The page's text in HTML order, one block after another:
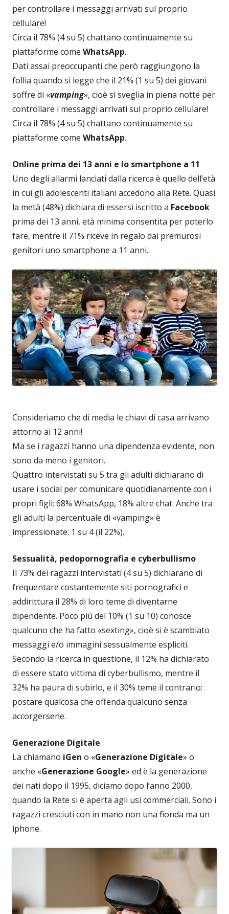
per controllare i messaggi arrivati sul proprio
cellulare!
Circa il 78% (4 su 5) chattano continuamente su
piattaforme come WhatsApp.
Dati assai preoccupanti che però raggiungono la
follia quando si legge che il 21% (1 su 5) dei giovani
soffre di «vamping», cioè si sveglia in piena notte per
controllare i messaggi arrivati sul proprio cellulare!
Circa il 78% (4 su 5) chattano continuamente su
piattaforme come WhatsApp.
Online prima dei 13 anni e lo smartphone a 11
Uno degli allarmi lanciati dalla ricerca è quello dell’età
in cui gli adolescenti italiani accedono alla Rete. Quasi
la metà (48%) dichiara di essersi iscritto a Facebook
prima dei 13 anni, età minima consentita per poterlo
fare, mentre il 71% riceve in regalo dai premurosi
genitori uno smartphone a 11 anni.
Consideriamo che di media le chiavi di casa arrivano
attorno ai 12 anni!
Ma se i ragazzi hanno una dipendenza evidente, non
sono da meno i genitori.
Quattro intervistati su 5 tra gli adulti dichiarano di
usare i social per comunicare quotidianamente con i
propri figli: 68% WhatsApp, 18% altre chat. Anche tra
gli adulti la percentuale di «vamping» è
impressionate: 1 su 4 (il 22%).
Sessualità, pedopornografia e cyberbullismo
Il 73% dei ragazzi intervistati (4 su 5) dichiarano di
frequentare costantemente siti pornografici e
addirittura il 28% di loro teme di diventarne
dipendente. Poco più del 10% (1 su 10) conosce
qualcuno che ha fatto «sexting», cioè si è scambiato
messaggi e/o immagini sessualmente espliciti.
Secondo la ricerca in questione, il 12% ha dichiarato
di essere stato vittima di cyberbullismo, mentre il
32% ha paura di subirlo, e il 30% teme il contrario:
postare qualcosa che offenda qualcuno senza
accorgersene.
Generazione Digitale
La chiamano iGen o «Generazione Digitale» o
anche «Generazione Google» ed è la generazione
dei nati dopo il 1995, diciamo dopo l’anno 2000,
quando la Rete si è aperta agli usi commerciali. Sono i
ragazzi cresciuti con in mano non una fionda ma un
iphone.